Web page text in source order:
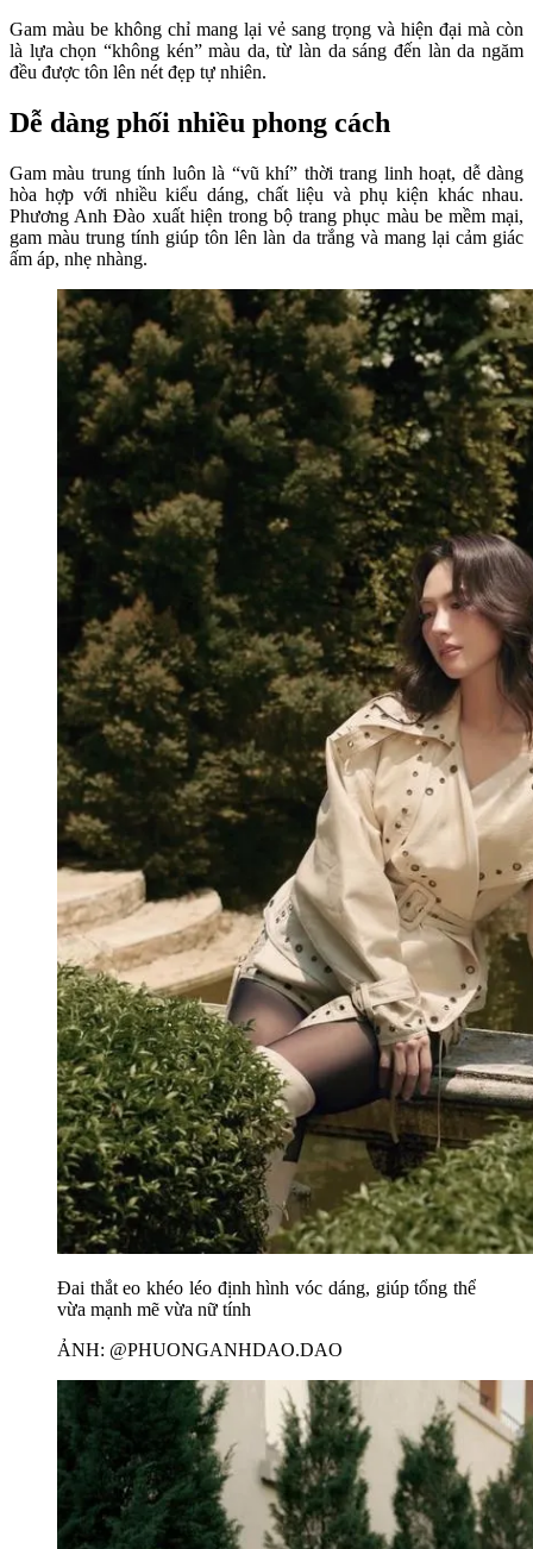
Gam màu be không chỉ mang lại vẻ sang trọng và hiện đại mà còn
là lựa chọn “không kén” màu da, từ làn da sáng đến làn da ngăm
đều được tôn lên nét đẹp tự nhiên.
Dễ dàng phối nhiều phong cách
Gam màu trung tính luôn là “vũ khí” thời trang linh hoạt, dễ dàng
hòa hợp với nhiều kiểu dáng, chất liệu và phụ kiện khác nhau.
Phương Anh Đào xuất hiện trong bộ trang phục màu be mềm mại,
gam màu trung tính giúp tôn lên làn da trắng và mang lại cảm giác
ấm áp, nhẹ nhàng.
Đai thắt eo khéo léo định hình vóc dáng, giúp tổng thể
vừa mạnh mẽ vừa nữ tính
ẢNH: @PHUONGANHDAO.DAO